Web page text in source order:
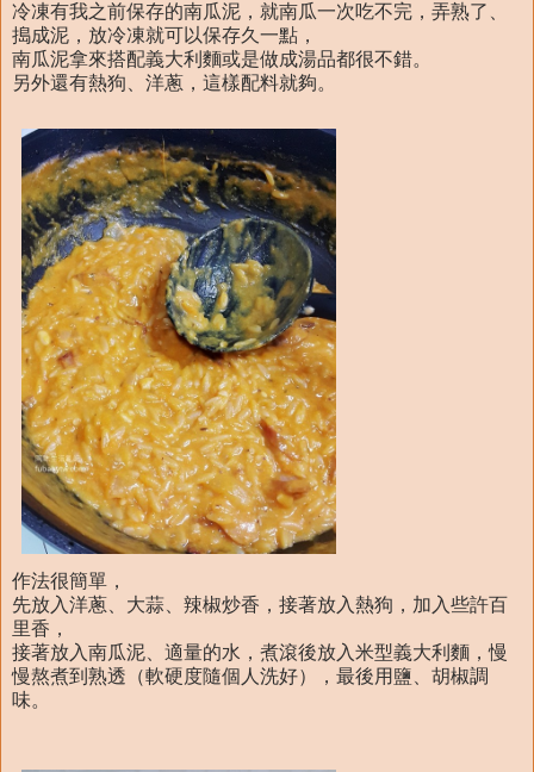
冷凍有我之前保存的南瓜泥，就南瓜一次吃不完，弄熟了、
搗成泥，放冷凍就可以保存久一點，
南瓜泥拿來搭配義大利麵或是做成湯品都很不錯。
另外還有熱狗、洋蔥，這樣配料就夠。
作法很簡單，
先放入洋蔥、大蒜、辣椒炒香，接著放入熱狗，加入些許百
里香，
接著放入南瓜泥、適量的水，煮滾後放入米型義大利麵，慢
慢熬煮到熟透（軟硬度隨個人洗好），最後用鹽、胡椒調
味。